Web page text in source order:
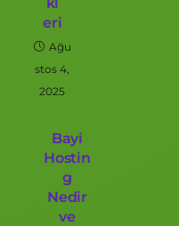
eri
Ağu
stos 4,
2025
Bayi
Hostin
g
Nedir
ve